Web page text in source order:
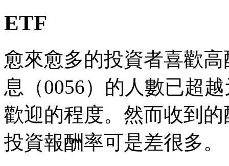
ETF
愈來愈多的投資者喜歡
息（0056）的人數已超
歡迎的程度。然而收到
投資報酬率可是差很多。